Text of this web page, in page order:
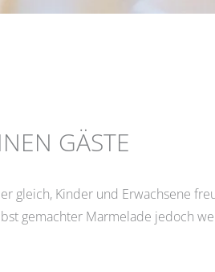
GÄSTE
gleich, Kinder und Erwachsene
gemachter Marmelade jedoch